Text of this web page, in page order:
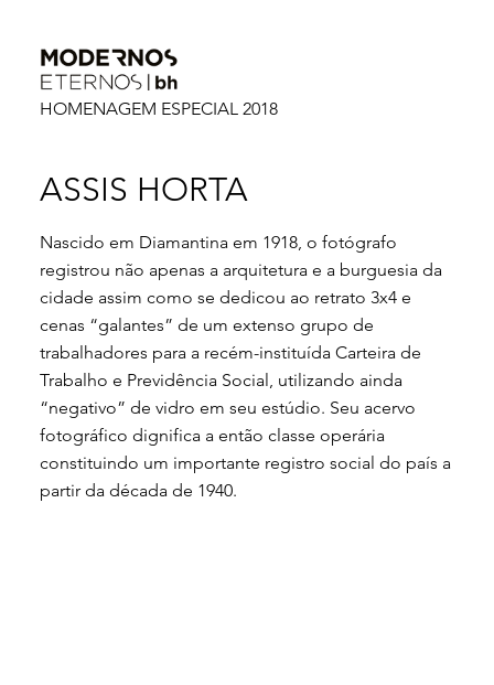
HOMENAGEM ESPECIAL 2018
ASSIS HORTA
Nascido em Diamantina em 1918, o fotógrafo
registrou não apenas a arquitetura e a burguesia da
cidade assim como se dedicou ao retrato 3x4 e
cenas “galantes” de um extenso grupo de
trabalhadores para a recém-instituída Carteira de
Trabalho e Previdência Social, utilizando ainda
“negativo” de vidro em seu estúdio. Seu acervo
fotográfico dignifica a então classe operária
constituindo um importante registro social do país a
partir da década de 1940.